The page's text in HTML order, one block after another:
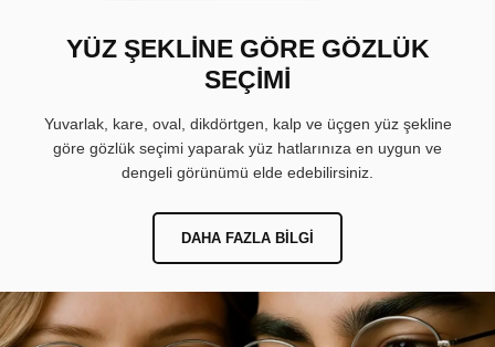
YÜZ ŞEKLİNE GÖRE GÖZLÜK
SEÇİMİ
Yuvarlak, kare, oval, dikdörtgen, kalp ve üçgen yüz şekline
göre gözlük seçimi yaparak yüz hatlarınıza en uygun ve
dengeli görünümü elde edebilirsiniz.
DAHA FAZLA BILGI